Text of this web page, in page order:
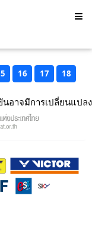
16 17 18
อาจมีการเปลี่ยนแปลง